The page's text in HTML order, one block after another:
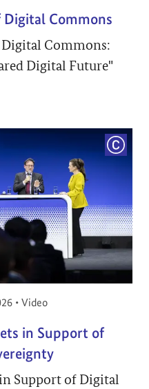
Digital Commons
Commons:
Digital Future"
am:
• Video
in Support of
Support of Digital